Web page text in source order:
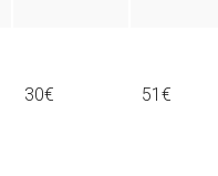
30€ 51€